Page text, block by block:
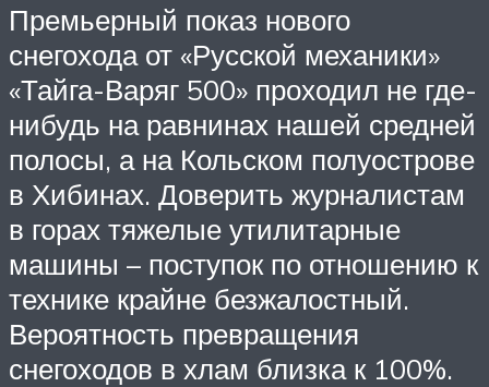
Премьерный показ нового
снегохода от «Русской механики»
«Тайга-Варяг 500» проходил не где-
нибудь на равнинах нашей средней
полосы, а на Кольском полуострове
в Хибинах. Доверить журналистам
в горах тяжелые утилитарные
машины – поступок по отношению к
технике крайне безжалостный.
Вероятность превращения
снегоходов в хлам близка к 100%.